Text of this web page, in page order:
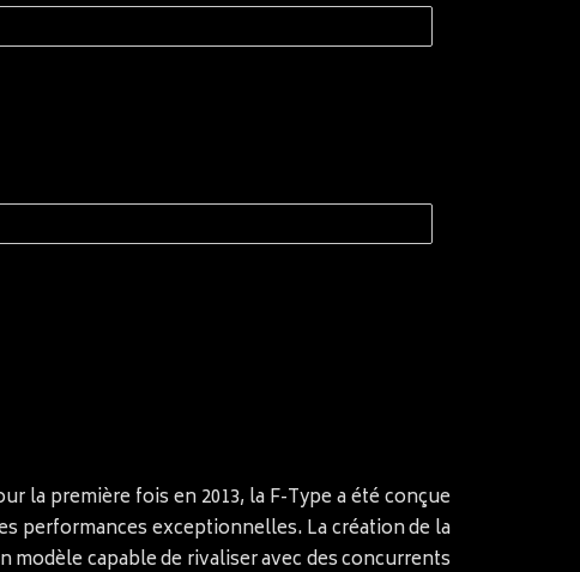
la première fois en 2013, la F-Type a été conçue
performances exceptionnelles. La création de la
modèle capable de rivaliser avec des concurrents